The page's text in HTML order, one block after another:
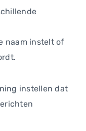
naam instelt of
instellen dat